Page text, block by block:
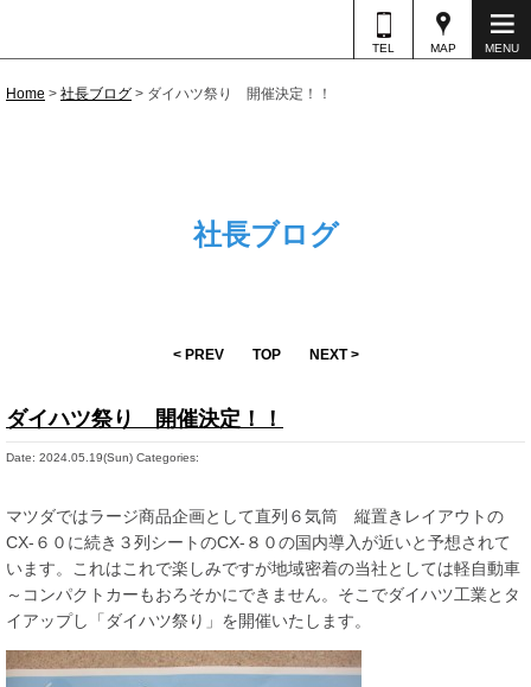
TEL MAP MENU
Home > 社長ブログ > ダイハツ祭り 開催決定！！
社長ブログ
< PREV TOP NEXT >
ダイハツ祭り 開催決定！！
Date: 2024.05.19(Sun) Categories:
マツダではラージ商品企画として直列６気筒 縦置きレイアウトの
CX-６０に続き３列シートのCX-８０の国内導入が近いと予想されて
います。これはこれで楽しみですが地域密着の当社としては軽自動車
～コンパクトカーもおろそかにできません。そこでダイハツ工業とタ
イアップし「ダイハツ祭り」を開催いたします。